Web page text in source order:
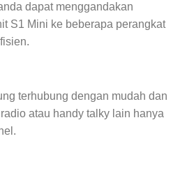
dapat menggandakan
S1 Mini ke beberapa perangkat
terhubung dengan mudah dan
atau handy talky lain hanya